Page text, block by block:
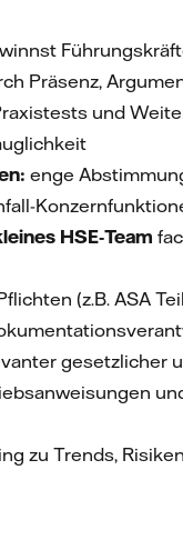
Präsenz,
und
enge
HSE‑Team
(z.B. ASA
gesetzlicher
zu Trends,